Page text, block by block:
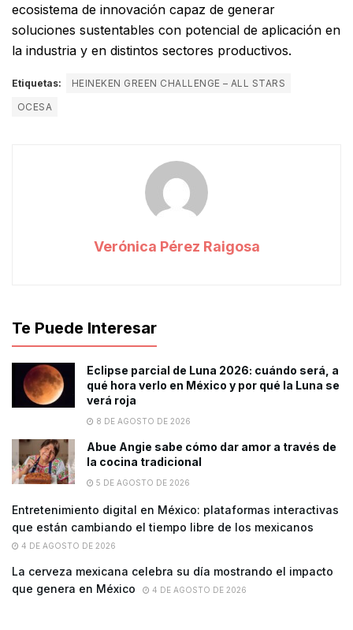
ecosistema de innovación capaz de generar
soluciones sustentables con potencial de aplicación en
la industria y en distintos sectores productivos.
Etiquetas:
HEINEKEN GREEN CHALLENGE – ALL STARS
OCESA
Verónica Pérez Raigosa
Te Puede Interesar
Eclipse parcial de Luna 2026: cuándo será, a
qué hora verlo en México y por qué la Luna se
verá roja
8 DE AGOSTO DE 2026
Abue Angie sabe cómo dar amor a través de
la cocina tradicional
5 DE AGOSTO DE 2026
Entretenimiento digital en México: plataformas interactivas
que están cambiando el tiempo libre de los mexicanos
4 DE AGOSTO DE 2026
La cerveza mexicana celebra su día mostrando el impacto
que genera en México
4 DE AGOSTO DE 2026